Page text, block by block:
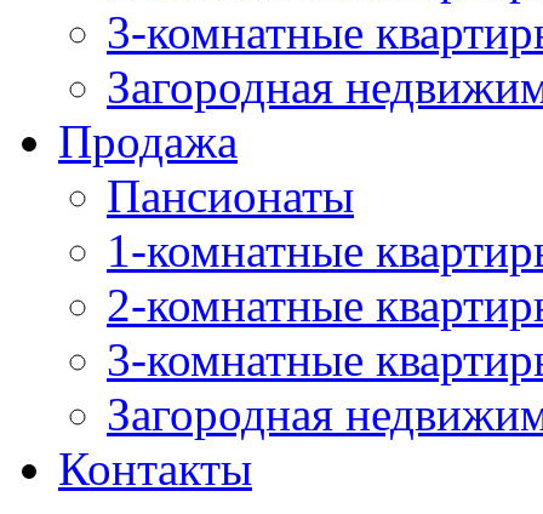
3-комнатные
Загородная
Продажа
Пансионаты
1-комнатные
2-комнатные
3-комнатные
Загородная
Контакты